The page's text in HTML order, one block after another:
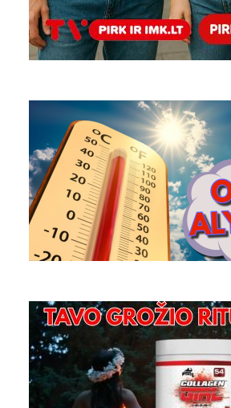
Žemės ūkio naudmenų ir
pasėlių deklaravimas prasidės
balandžio 14 d.
2025-02-27 2